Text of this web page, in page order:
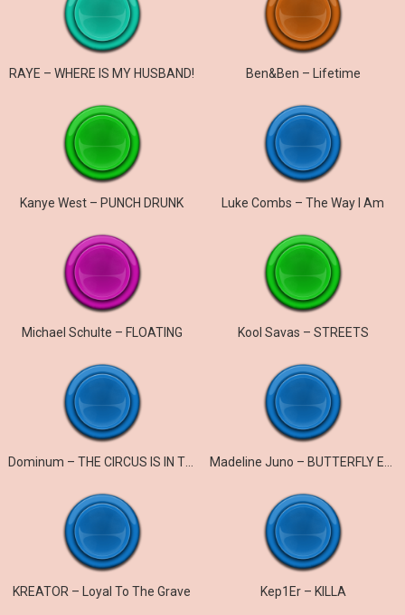
RAYE – WHERE IS MY HUSBAND! Ben&Ben – Lifetime
Kanye West – PUNCH DRUNK Luke Combs – The Way I Am
Michael Schulte – FLOATING Kool Savas – STREETS
Dominum – THE CIRCUS IS IN TOWN
KREATOR – Loyal To The Grave Kep1Er – KILLA